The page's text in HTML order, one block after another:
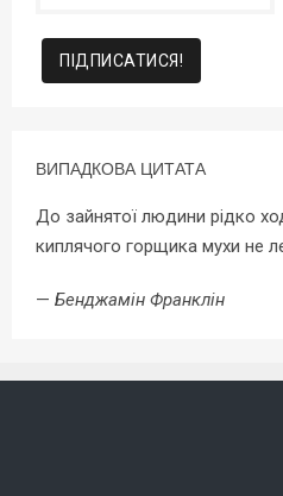
ВИПАДКОВА ЦИТАТА
До зайнятої людини рідко
киплячого горщика мухи не
— Бенджамін Франклін